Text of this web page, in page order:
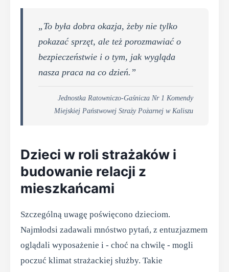
„To była dobra okazja, żeby nie tylko
pokazać sprzęt, ale też porozmawiać o
bezpieczeństwie i o tym, jak wygląda
nasza praca na co dzień.”
Jednostka Ratowniczo-Gaśnicza Nr 1 Komendy
Miejskiej Państwowej Straży Pożarnej w Kaliszu
Dzieci w roli strażaków i
budowanie relacji z
mieszkańcami
Szczególną uwagę poświęcono dzieciom.
Najmłodsi zadawali mnóstwo pytań, z entuzjazmem
oglądali wyposażenie i - choć na chwilę - mogli
poczuć klimat strażackiej służby. Takie